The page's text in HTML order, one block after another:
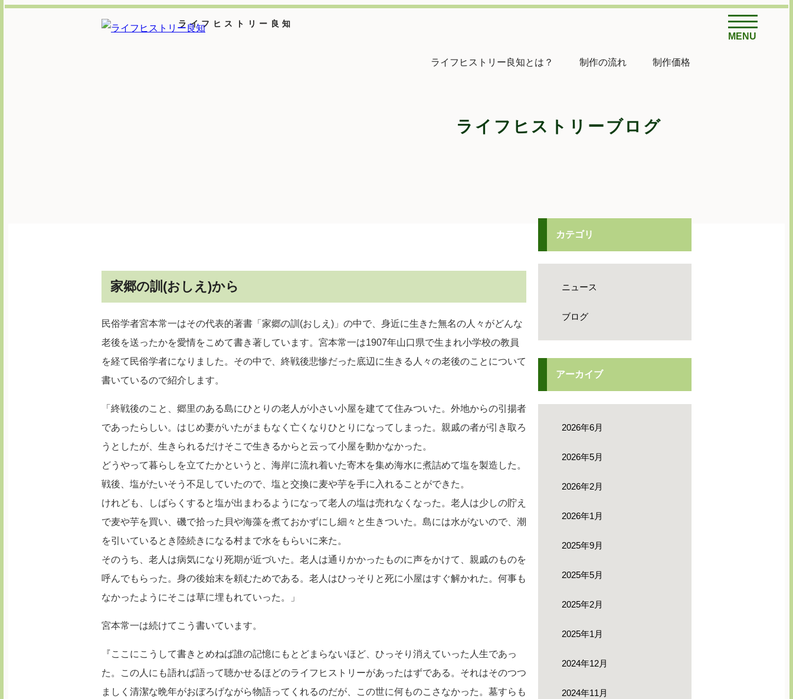
ライフヒストリー良知
MENU
ライフヒストリー良知とは？ 制作の流れ 制作価格
ライフヒストリーブログ
家郷の訓(おしえ)から
民俗学者宮本常一はその代表的著書「家郷の訓(おしえ)」の中で、身近に生きた無名の人々がどんな
老後を送ったかを愛情をこめて書き著しています。宮本常一は1907年山口県で生まれ小学校の教員
を経て民俗学者になりました。その中で、終戦後悲惨だった底辺に生きる人々の老後のことについて
書いているので紹介します。
「終戦後のこと、郷里のある島にひとりの老人が小さい小屋を建てて住みついた。外地からの引揚者
であったらしい。はじめ妻がいたがまもなく亡くなりひとりになってしまった。親戚の者が引き取ろ
うとしたが、生きられるだけそこで生きるからと云って小屋を動かなかった。
どうやって暮らしを立てたかというと、海岸に流れ着いた寄木を集め海水に煮詰めて塩を製造した。
戦後、塩がたいそう不足していたので、塩と交換に麦や芋を手に入れることができた。
けれども、しばらくすると塩が出まわるようになって老人の塩は売れなくなった。老人は少しの貯え
で麦や芋を買い、磯で拾った貝や海藻を煮ておかずにし細々と生きついた。島には水がないので、潮
を引いているとき陸続きになる村まで水をもらいに来た。
そのうち、老人は病気になり死期が近づいた。老人は通りかかったものに声をかけて、親戚のものを
呼んでもらった。身の後始末を頼むためである。老人はひっそりと死に小屋はすぐ解かれた。何事も
なかったようにそこは草に埋もれていった。」
宮本常一は続けてこう書いています。
『ここにこうして書きとめねば誰の記憶にもとどまらないほど、ひっそり消えていった人生であっ
た。この人にも語れば語って聴かせるほどのライフヒストリーがあったはずである。それはそのつつ
ましく清潔な晩年がおぼろげながら物語ってくれるのだが、この世に何ものこさなかった。墓すらも
カテゴリ
ニュース
ブログ
アーカイブ
2026年6月
2026年5月
2026年2月
2026年1月
2025年9月
2025年5月
2025年2月
2025年1月
2024年12月
2024年11月